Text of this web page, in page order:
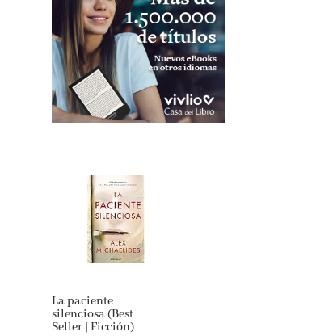
La paciente
silenciosa (Best
Seller | Ficción)